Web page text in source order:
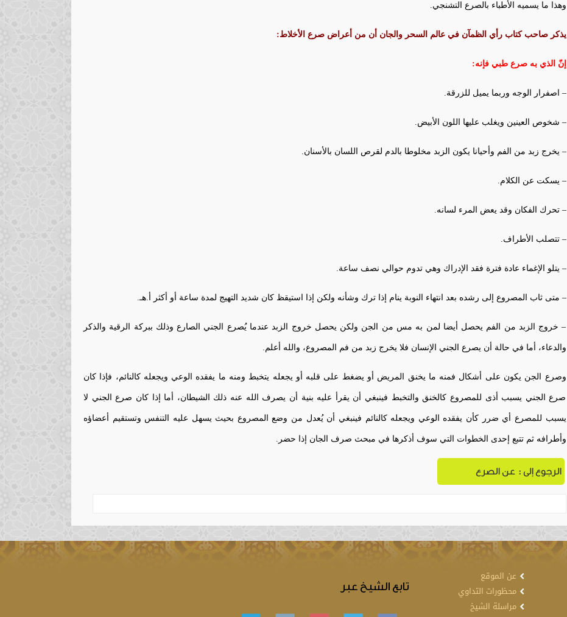
وهذا ما يسميه الأطباء بالصرع التشنجي.
يذكر صاحب كتاب رأي الظمآن في عالم السحر والجان أن من أعراض صرع الأخلاط:
إنّ الذي به صرع طبي فإنه:
– اصفرار الوجه وربما يميل للزرقة.
– شخوص العينين ويغلب عليها اللون الأبيض.
– يخرج زبد من الفم وأحيانا يكون الزبد مخلوطا بالدم لقرص اللسان بالأسنان.
– يسكت عن الكلام.
– تحرك الفكان وقد يعض المرء لسانه.
– تتصلب الأطراف.
– يتلو الإغماء عادة فترة فقد الإدراك وهي تدوم حوالي نصف ساعة.
– متى ثاب المصروع إلى رشده بعد انتهاء النوبة ينام إذا ترك وشأنه ولكن إذا استيقظ كان شديد التهيج لمدة ساعة أو أكثر أ.هـ.
– خروج الزبد من الفم يحصل أيضا لمن به مس من الجن ولكن يحصل خروج الزبد عندما يُصرع الجني الصارع وذلك ببركة الرقية والذكر
والدعاء، أما في حالة أن يصرع الجني الإنسان فلا يخرج زبد من فم المصروع، والله أعلم.
وصرع الجن يكون على أشكال فمنه ما يخنق المريض أو يضغط على قلبه أو يجعله يتخبط ومنه ما يفقده الوعي ويجعله كالنائم، فإذا كان
صرع الجني يسبب أذى للمصروع كالخنق والتخبط فينبغي أن يقرأ عليه بنية أن يصرف الله عنه ذلك الشيطان، أما إذا كان صرع الجني لا
يسبب للمصرع أي ضرر كأن يفقده الوعي ويجعله كالنائم فينبغي أن يُعدل من وضع المصروع بحيث يسهل عليه التنفس وتستقيم أعضاؤه
وأطرافه ثم تتبع إحدى الخطوات التي سوف أذكرها في مبحث صرف الجان إذا حضر.
الرجوع إلى : عن الصرع
عن الموقع
محظورات التداوي
مراسلة الشيخ
تابع الشيخ عبر